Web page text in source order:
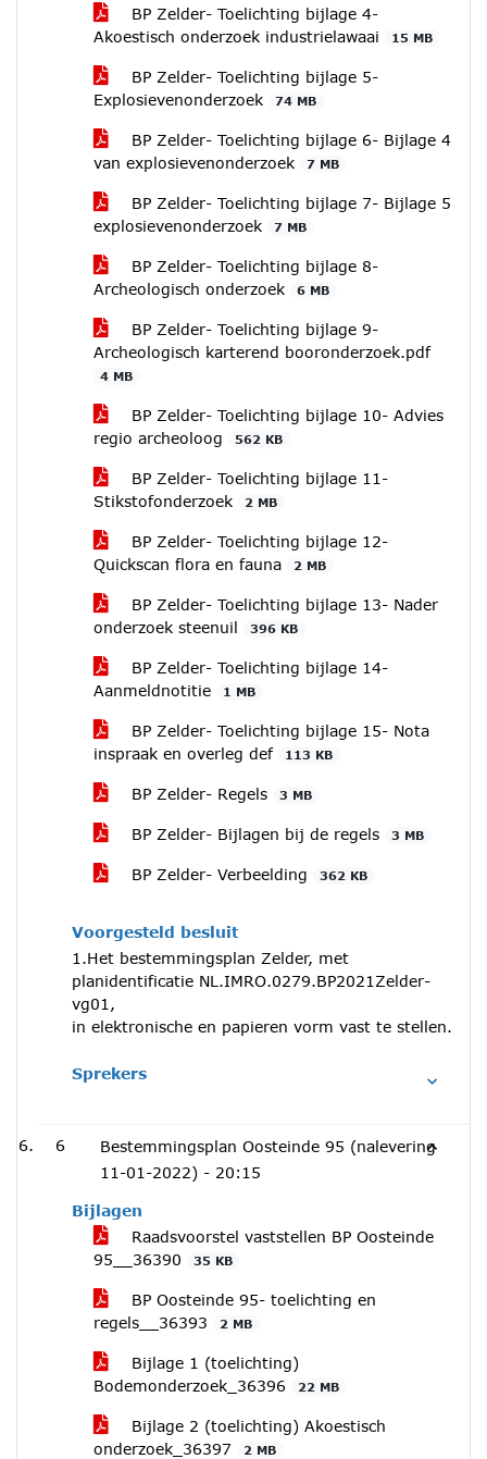
BP Zelder- Toelichting bijlage 4-
Akoestisch onderzoek industrielawaai
15 MB
BP Zelder- Toelichting bijlage 5-
Explosievenonderzoek
74 MB
BP Zelder- Toelichting bijlage 6- Bijlage 4
van explosievenonderzoek
7 MB
BP Zelder- Toelichting bijlage 7- Bijlage 5
explosievenonderzoek
7 MB
BP Zelder- Toelichting bijlage 8-
Archeologisch onderzoek
6 MB
BP Zelder- Toelichting bijlage 9-
Archeologisch karterend booronderzoek.pdf
4 MB
BP Zelder- Toelichting bijlage 10- Advies
regio archeoloog
562 KB
BP Zelder- Toelichting bijlage 11-
Stikstofonderzoek
2 MB
BP Zelder- Toelichting bijlage 12-
Quickscan flora en fauna
2 MB
BP Zelder- Toelichting bijlage 13- Nader
onderzoek steenuil
396 KB
BP Zelder- Toelichting bijlage 14-
Aanmeldnotitie
1 MB
BP Zelder- Toelichting bijlage 15- Nota
inspraak en overleg def
113 KB
BP Zelder- Regels 3 MB
BP Zelder- Bijlagen bij de regels 3 MB
BP Zelder- Verbeelding 362 KB
Voorgesteld besluit
1.Het bestemmingsplan Zelder, met
planidentificatie NL.IMRO.0279.BP2021Zelder-
vg01,
in elektronische en papieren vorm vast te stellen.
Sprekers
6
Bestemmingsplan Oosteinde 95 (nalevering
11-01-2022) - 20:15
Bijlagen
Raadsvoorstel vaststellen BP Oosteinde
95__36390
35 KB
BP Oosteinde 95- toelichting en
regels__36393
2 MB
Bijlage 1 (toelichting)
Bodemonderzoek_36396
22 MB
Bijlage 2 (toelichting) Akoestisch
onderzoek_36397
2 MB